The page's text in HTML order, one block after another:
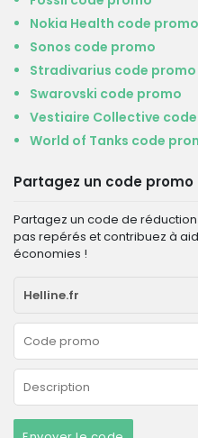
Nokia Health code promo
Sonos code promo
Stradivarius code promo
Swarovski code promo
Vestiaire Collective
World of Tanks code
Partagez un code promo
Partagez un code de
pas repérés et contribuez à
économies !